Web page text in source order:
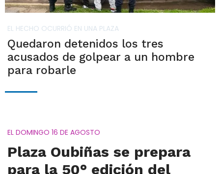
EL HECHO OCURRIÓ EN UNA PLAZA
Quedaron detenidos los tres
acusados de golpear a un hombre
para robarle
EL DOMINGO 16 DE AGOSTO
Plaza Oubiñas se prepara
para la 50° edición del